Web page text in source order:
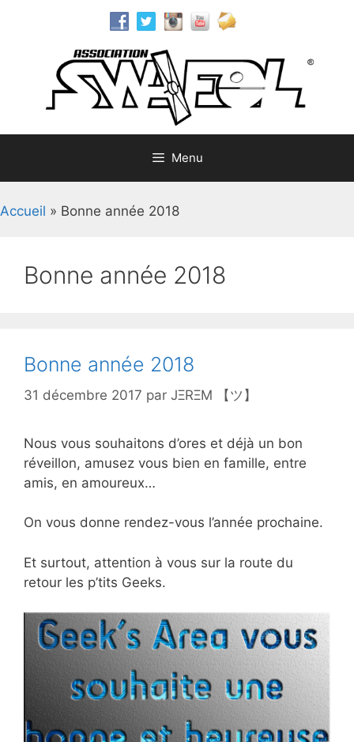
Menu
Accueil » Bonne année 2018
Bonne année 2018
Bonne année 2018
31 décembre 2017 par JΞRΞM 【ツ】
Nous vous souhaitons d’ores et déjà un bon
réveillon, amusez vous bien en famille, entre
amis, en amoureux…
On vous donne rendez-vous l’année prochaine.
Et surtout, attention à vous sur la route du
retour les p’tits Geeks.